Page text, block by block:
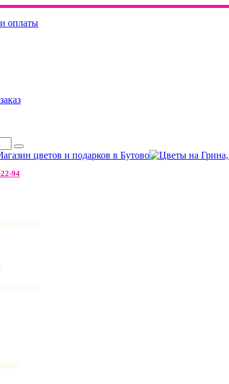
оплаты
94
оплаты